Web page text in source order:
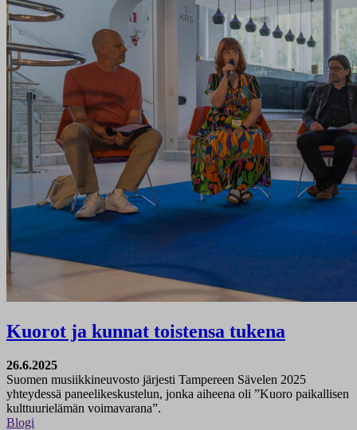
Kuorot ja kunnat toistensa tukena
26.6.2025
Suomen musiikkineuvosto järjesti Tampereen Sävelen 2025
yhteydessä paneelikeskustelun, jonka aiheena oli ”Kuoro paikallisen
kulttuurielämän voimavarana”.
Blogi